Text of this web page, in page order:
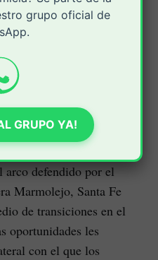
dominio del balón por
al minuto 18, el
un golazo de Francisco
más para ampliar
defendido por el
Marmolejo, Santa Fe
de transiciones en el
oportunidades les
con el que los
grupo oficial de
GRUPO YA!